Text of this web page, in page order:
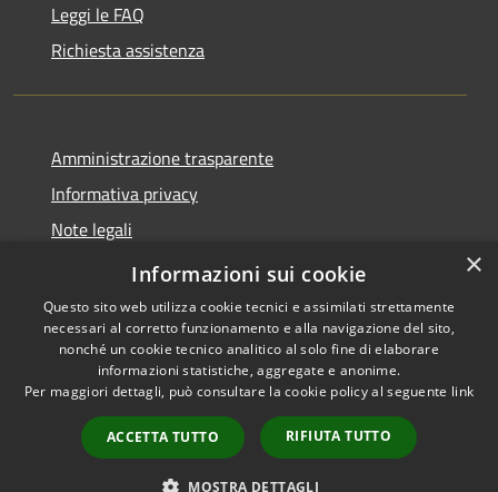
Leggi le FAQ
Richiesta assistenza
Amministrazione trasparente
Informativa privacy
Note legali
Dichiarazione di accessibilità
Accessibilità
Copyright © 2026 • Comune di
Amelia • Powered by
Municipium•
Accesso
redazione
×
Informazioni sui cookie
Questo sito web utilizza cookie tecnici e assimilati strettamente
necessari al corretto funzionamento e alla navigazione del sito,
nonché un cookie tecnico analitico al solo fine di elaborare
informazioni statistiche, aggregate e anonime.
Per maggiori dettagli, può consultare la cookie policy al seguente link
ACCETTA TUTTO RIFIUTA TUTTO
MOSTRA DETTAGLI